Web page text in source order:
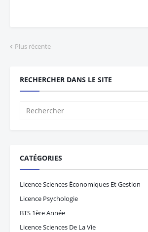
Plus récente
RECHERCHER DANS LE SITE
CATÉGORIES
Licence Sciences Économiques Et Gestion
Licence Psychologie
BTS 1ère Année
Licence Sciences De La Vie